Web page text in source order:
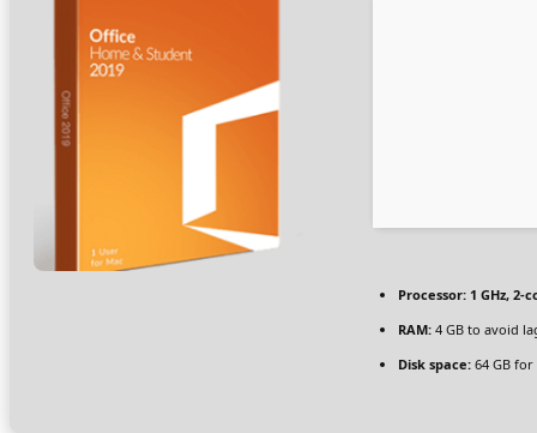
Processor: 1 GHz, 2-
RAM: 4 GB to avoid
Disk space: 64 GB